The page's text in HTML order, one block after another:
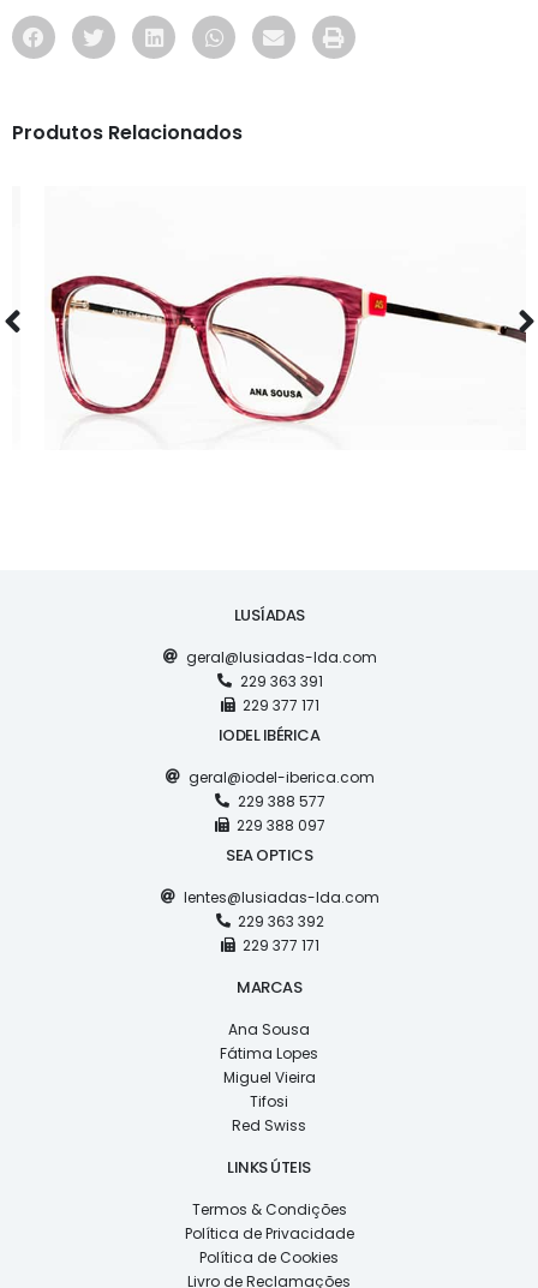
Produtos Relacionados
ÓCULOS
AS1135
LUSÍADAS
geral@lusiadas-lda.com
229 363 391
229 377 171
IODEL IBÉRICA
geral@iodel-iberica.com
229 388 577
229 388 097
SEA OPTICS
lentes@lusiadas-lda.com
229 363 392
229 377 171
MARCAS
Ana Sousa
Fátima Lopes
Miguel Vieira
Tifosi
Red Swiss
LINKS ÚTEIS
Termos & Condições
Política de Privacidade
Política de Cookies
Livro de Reclamações